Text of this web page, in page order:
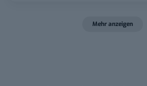
Mehr anzeigen